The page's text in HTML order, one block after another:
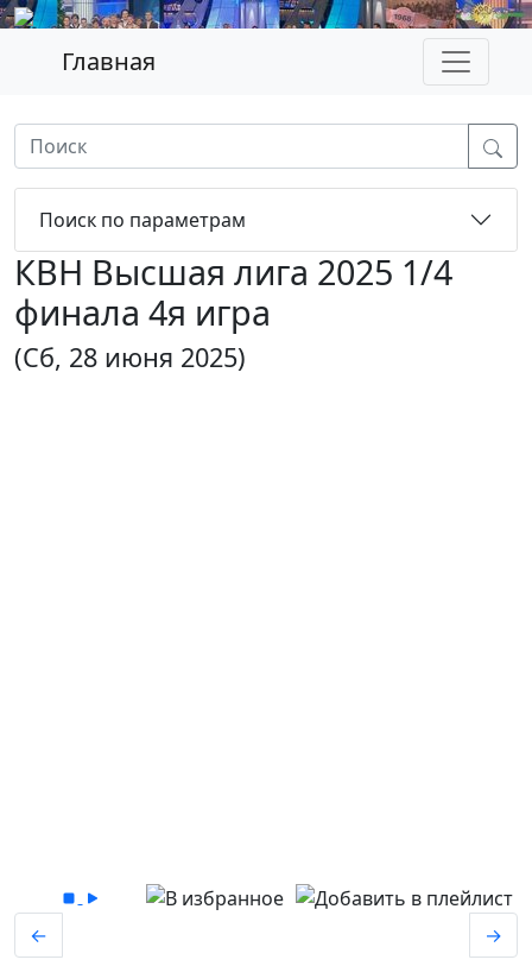
Главная
Поиск по параметрам
КВН Высшая лига 2025 1/4
финала 4я игра
(Сб, 28 июня 2025)
← →